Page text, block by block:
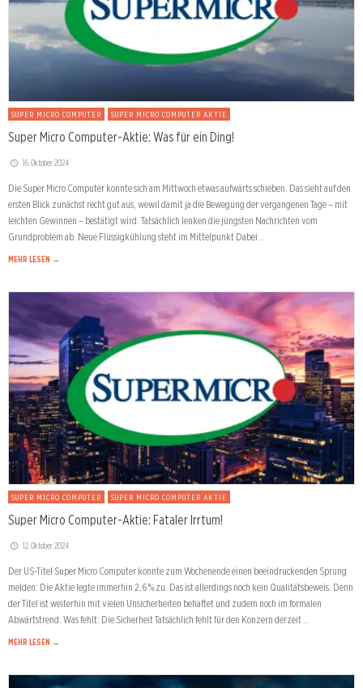
SUPER MICRO COMPUTER SUPER MICRO COMPUTER AKTIE
Super Micro Computer-Aktie: Was für ein Ding!
16. Oktober 2024
Die Super Micro Computer konnte sich am Mittwoch etwas aufwärts schieben. Das sieht auf den
ersten Blick zunächst recht gut aus, wewil damit ja die Bewegung der vergangenen Tage – mit
leichten Gewinnen – bestätigt wird. Tatsächlich lenken die jüngsten Nachrichten vom
Grundproblem ab. Neue Flüssigkühlung steht im Mittelpunkt Dabei …
MEHR LESEN →
SUPER MICRO COMPUTER SUPER MICRO COMPUTER AKTIE
Super Micro Computer-Aktie: Fataler Irrtum!
12. Oktober 2024
Der US-Titel Super Micro Computer konnte zum Wochenende einen beeindruckenden Sprung
melden: Die Aktie legte immerhin 2,6 % zu. Das ist allerdings noch kein Qualitätsbeweis. Denn
der Titel ist weiterhin mit vielen Unsicherheiten behaftet und zudem noch im formalen
Abwärtstrend. Was fehlt: Die Sicherheit Tatsächlich fehlt für den Konzern derzeit …
MEHR LESEN →